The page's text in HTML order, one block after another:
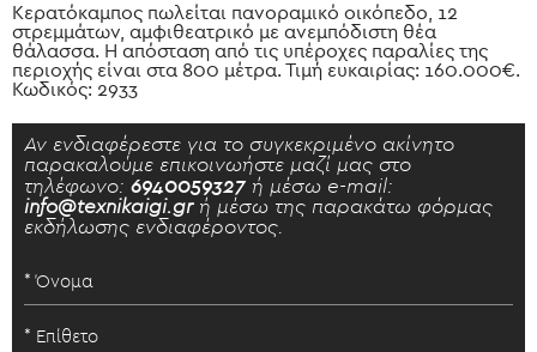
Κερατόκαμπος πωλείται πανοραμικό οικόπεδο, 12
στρεμμάτων, αμφιθεατρικό με ανεμπόδιστη θέα
θάλασσα. Η απόσταση από τις υπέροχες παραλίες της
περιοχής είναι στα 800 μέτρα. Τιμή ευκαιρίας: 160.000€.
Κωδικός: 2933
Αν ενδιαφέρεστε για το συγκεκριμένο ακίνητο
παρακαλούμε επικοινωήστε μαζί μας στο
τηλέφωνο: 6940059327 ή μέσω e-mail:
info@texnikaigi.grή μέσω της παρακάτω φόρμας
εκδήλωσης ενδιαφέροντος.